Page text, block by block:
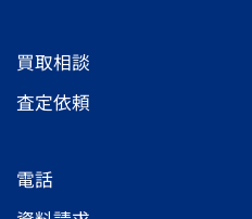
買取相談
査定依頼
電話